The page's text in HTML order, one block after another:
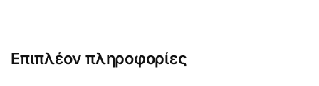
Επιπλέον πληροφορίες